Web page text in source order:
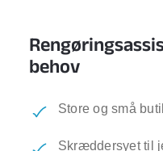
behov
Store og små
Skræddersyet til